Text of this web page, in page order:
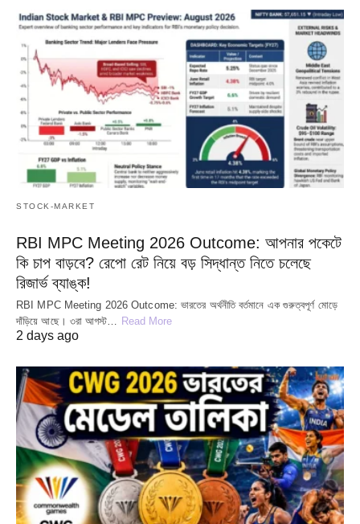
STOCK-MARKET
RBI MPC Meeting 2026 Outcome: আপনার পকেটে
কি চাপ বাড়বে? রেপো রেট নিয়ে বড় সিদ্ধান্ত নিতে চলেছে
রিজার্ভ ব্যাঙ্ক!
RBI MPC Meeting 2026 Outcome: ভারতের অর্থনীতি বর্তমানে এক গুরুত্বপূর্ণ মোড়ে
দাঁড়িয়ে আছে। ৩রা আগস্ট… Read More
2 days ago